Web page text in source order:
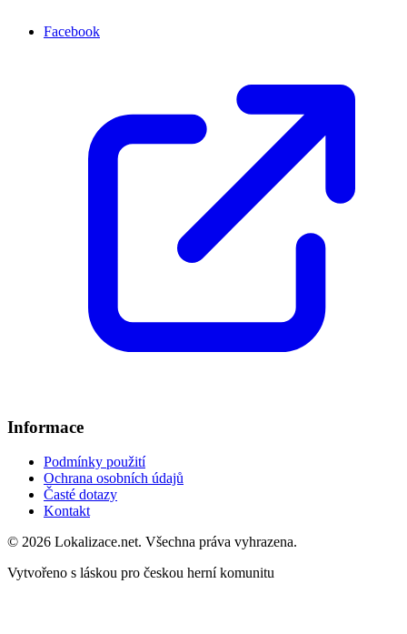
Facebook
Informace
Podmínky použití
Ochrana osobních údajů
Časté dotazy
Kontakt
© 2026 Lokalizace.net. Všechna práva vyhrazena.
Vytvořeno s láskou pro českou herní komunitu